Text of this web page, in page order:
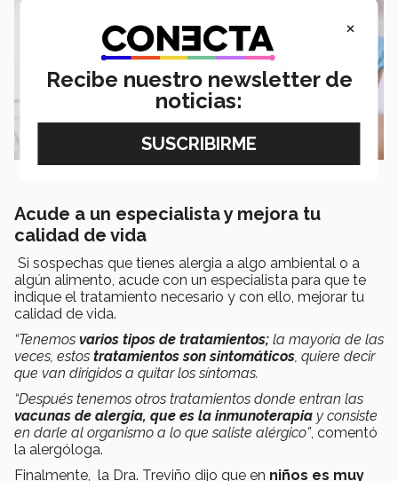
Acude a un especialista y mejora tu
calidad de vida
Si sospechas que tienes alergia a algo ambiental o a
algún alimento, acude con un especialista para que te
indique el tratamiento necesario y con ello, mejorar tu
calidad de vida.
“Tenemos varios tipos de tratamientos; la mayoría de las
veces, estos tratamientos son sintomáticos, quiere decir
que van dirigidos a quitar los síntomas.
“Después tenemos otros tratamientos donde entran las
vacunas de alergia, que es la inmunoterapia y consiste
en darle al organismo a lo que saliste alérgico”, comentó
la alergóloga.
Finalmente, la Dra. Treviño dijo que en niños es muy
×
Recibe nuestro newsletter de
noticias: